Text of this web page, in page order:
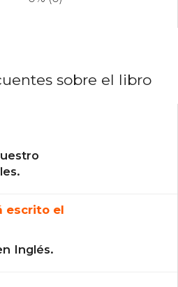
sobre el libro
escrito el
Inglés.